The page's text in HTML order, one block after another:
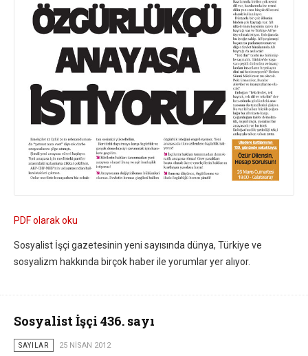
PDF olarak oku
Sosyalist İşçi gazetesinin yeni sayısında dünya, Türkiye ve
sosyalizm hakkında birçok haber ile yorumlar yer alıyor.
Sosyalist İşçi 436. sayı
SAYILAR 25 NISAN 2012